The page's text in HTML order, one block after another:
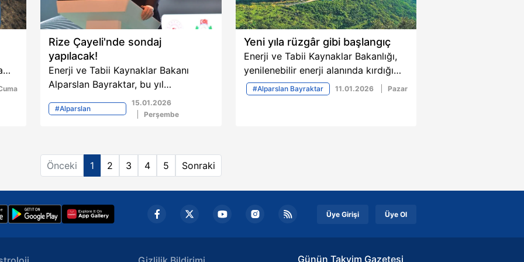
Rize Çayeli'nde sondaj
yapılacak!
Enerji ve Tabii Kaynaklar Bakanı
Alparslan Bayraktar, bu yıl
Karadeniz'de keşif amaçlı altı
noktada sondaj yapacaklarını
olduğunu bildirdi.
#Alparslan
15.01.2026
Perşembe
Yeni yıla rüzgâr gibi başlangıç
Enerji ve Tabii Kaynaklar Bakanlığı,
yenilenebilir enerji alanında kırdığı
rekorlara 2026'nın ilk günlerinde bir
yenisini daha ekledi. Rüzgârdan
#Alparslan Bayraktar 11.01.2026 Pazar
Önceki 1 2 3 4 5 Sonraki
Üye Girişi Üye Ol
Günün Takvim Gazetesi